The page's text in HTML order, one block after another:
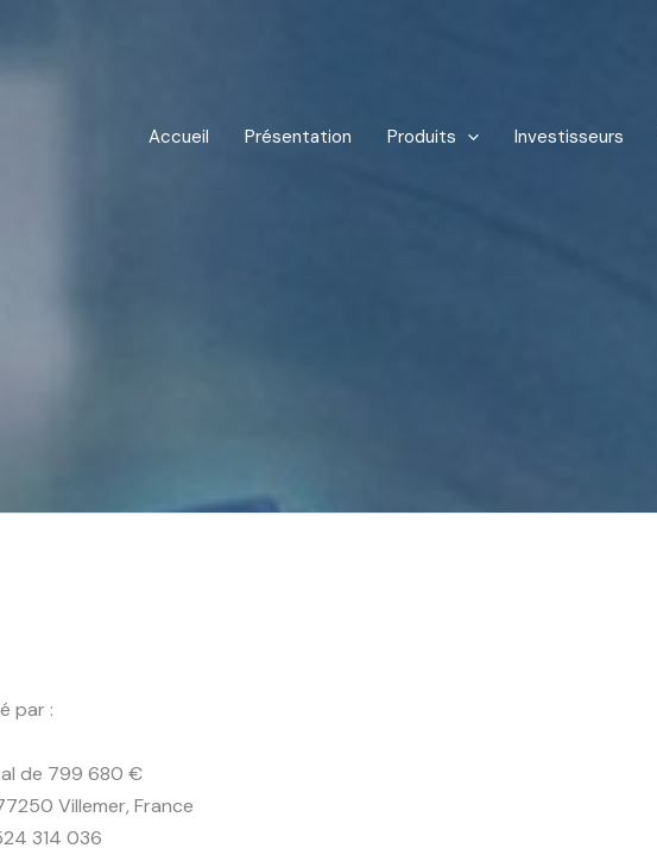
Accueil Présentation Produits Investisseurs
par :
de 799 680 €
Villemer, France
314 036